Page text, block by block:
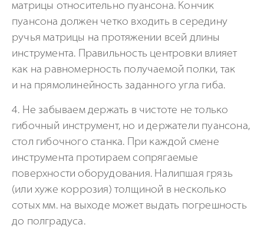
матрицы относительно пуансона. Кончик
пуансона должен четко входить в середину
ручья матрицы на протяжении всей длины
инструмента. Правильность центровки влияет
как на равномерность получаемой полки, так
и на прямолинейность заданного угла гиба.
4. Не забываем держать в чистоте не только
гибочный инструмент, но и держатели пуансона,
стол гибочного станка. При каждой смене
инструмента протираем сопрягаемые
поверхности оборудования. Налипшая грязь
(или хуже коррозия) толщиной в несколько
сотых мм. на выходе может выдать погрешность
до полградуса.